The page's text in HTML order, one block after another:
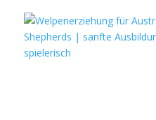
jxIe3rVoAoLtlnvBwPeGoGlTxnA